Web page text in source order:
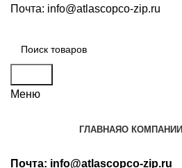
Почта: info@atlascopco-zip.ru
Меню
ГЛАВНАЯО КОМПАНИИ
Почта: info@atlascopco-zip.ru